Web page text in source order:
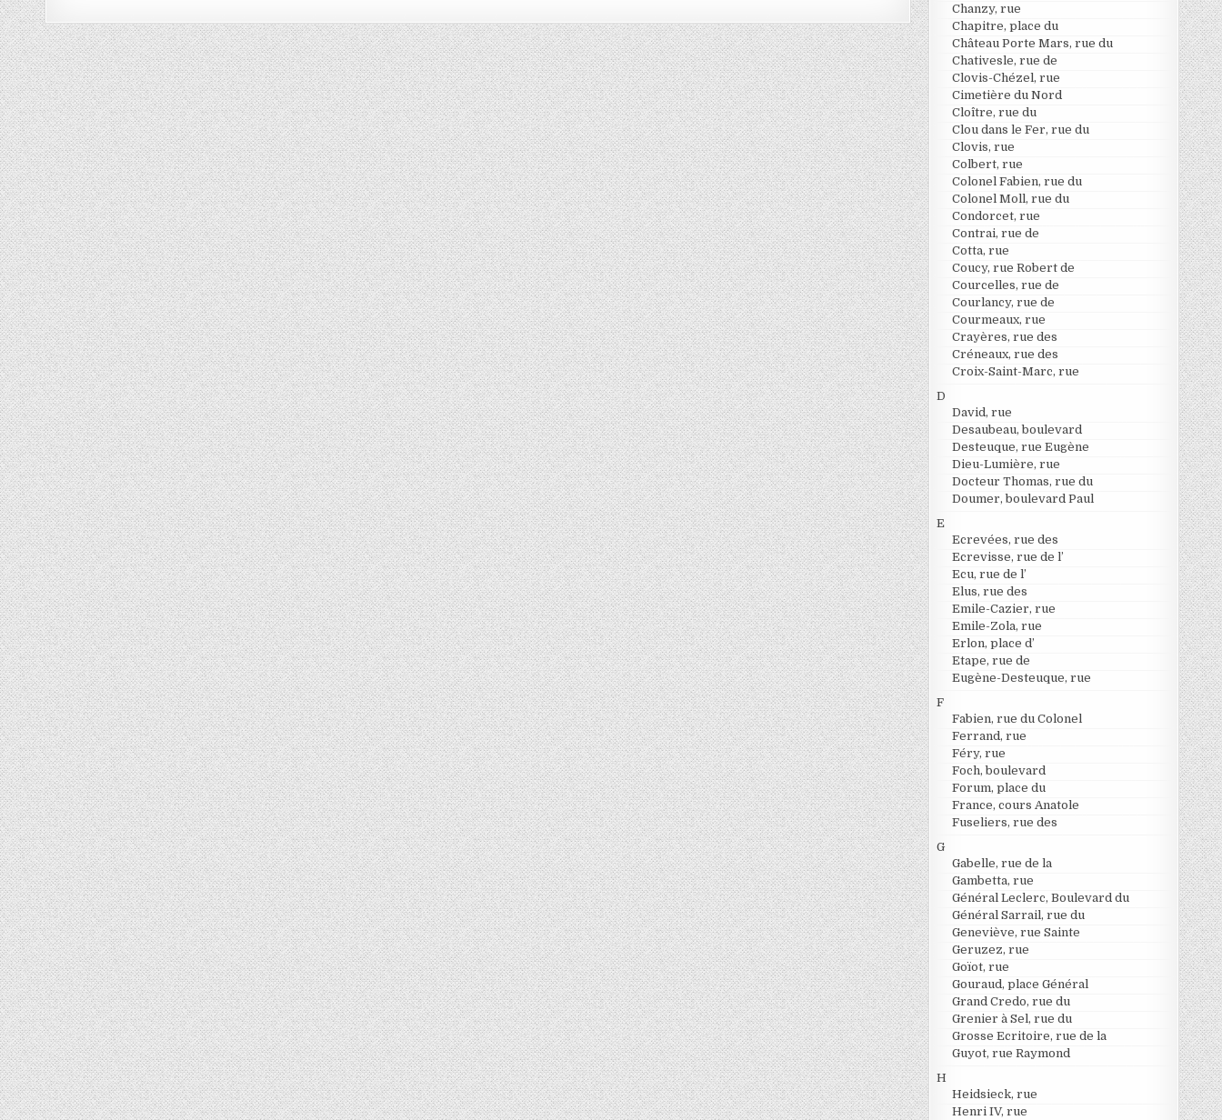
Chanzy, rue
Chapitre, place du
Château Porte Mars, rue du
Chativesle, rue de
Clovis-Chézel, rue
Cimetière du Nord
Cloître, rue du
Clou dans le Fer, rue du
Clovis, rue
Colbert, rue
Colonel Fabien, rue du
Colonel Moll, rue du
Condorcet, rue
Contrai, rue de
Cotta, rue
Coucy, rue Robert de
Courcelles, rue de
Courlancy, rue de
Courmeaux, rue
Crayères, rue des
Créneaux, rue des
Croix-Saint-Marc, rue
D
David, rue
Desaubeau, boulevard
Desteuque, rue Eugène
Dieu-Lumière, rue
Docteur Thomas, rue du
Doumer, boulevard Paul
E
Ecrevées, rue des
Ecrevisse, rue de l’
Ecu, rue de l’
Elus, rue des
Emile-Cazier, rue
Emile-Zola, rue
Erlon, place d’
Etape, rue de
Eugène-Desteuque, rue
F
Fabien, rue du Colonel
Ferrand, rue
Féry, rue
Foch, boulevard
Forum, place du
France, cours Anatole
Fuseliers, rue des
G
Gabelle, rue de la
Gambetta, rue
Général Leclerc, Boulevard du
Général Sarrail, rue du
Geneviève, rue Sainte
Geruzez, rue
Goïot, rue
Gouraud, place Général
Grand Credo, rue du
Grenier à Sel, rue du
Grosse Ecritoire, rue de la
Guyot, rue Raymond
H
Heidsieck, rue
Henri IV, rue